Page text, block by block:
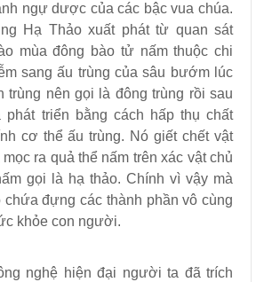
ngự dược của các bậc vua chúa.
Hạ Thảo xuất phát từ quan sát
mùa đông bào tử nấm thuộc chi
sang ấu trùng của sâu bướm lúc
trùng nên gọi là đông trùng rồi sau
triển bằng cách hấp thụ chất
cơ thể ấu trùng. Nó giết chết vật
ra quả thể nấm trên xác vật chủ
gọi là hạ thảo. Chính vì vậy mà
chứa đựng các thành phần vô cùng
khỏe con người.
nghệ hiện đại người ta đã trích